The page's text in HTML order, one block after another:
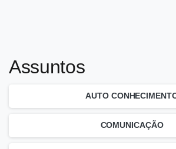
Assuntos
AUTO
COMUNICAÇÃO